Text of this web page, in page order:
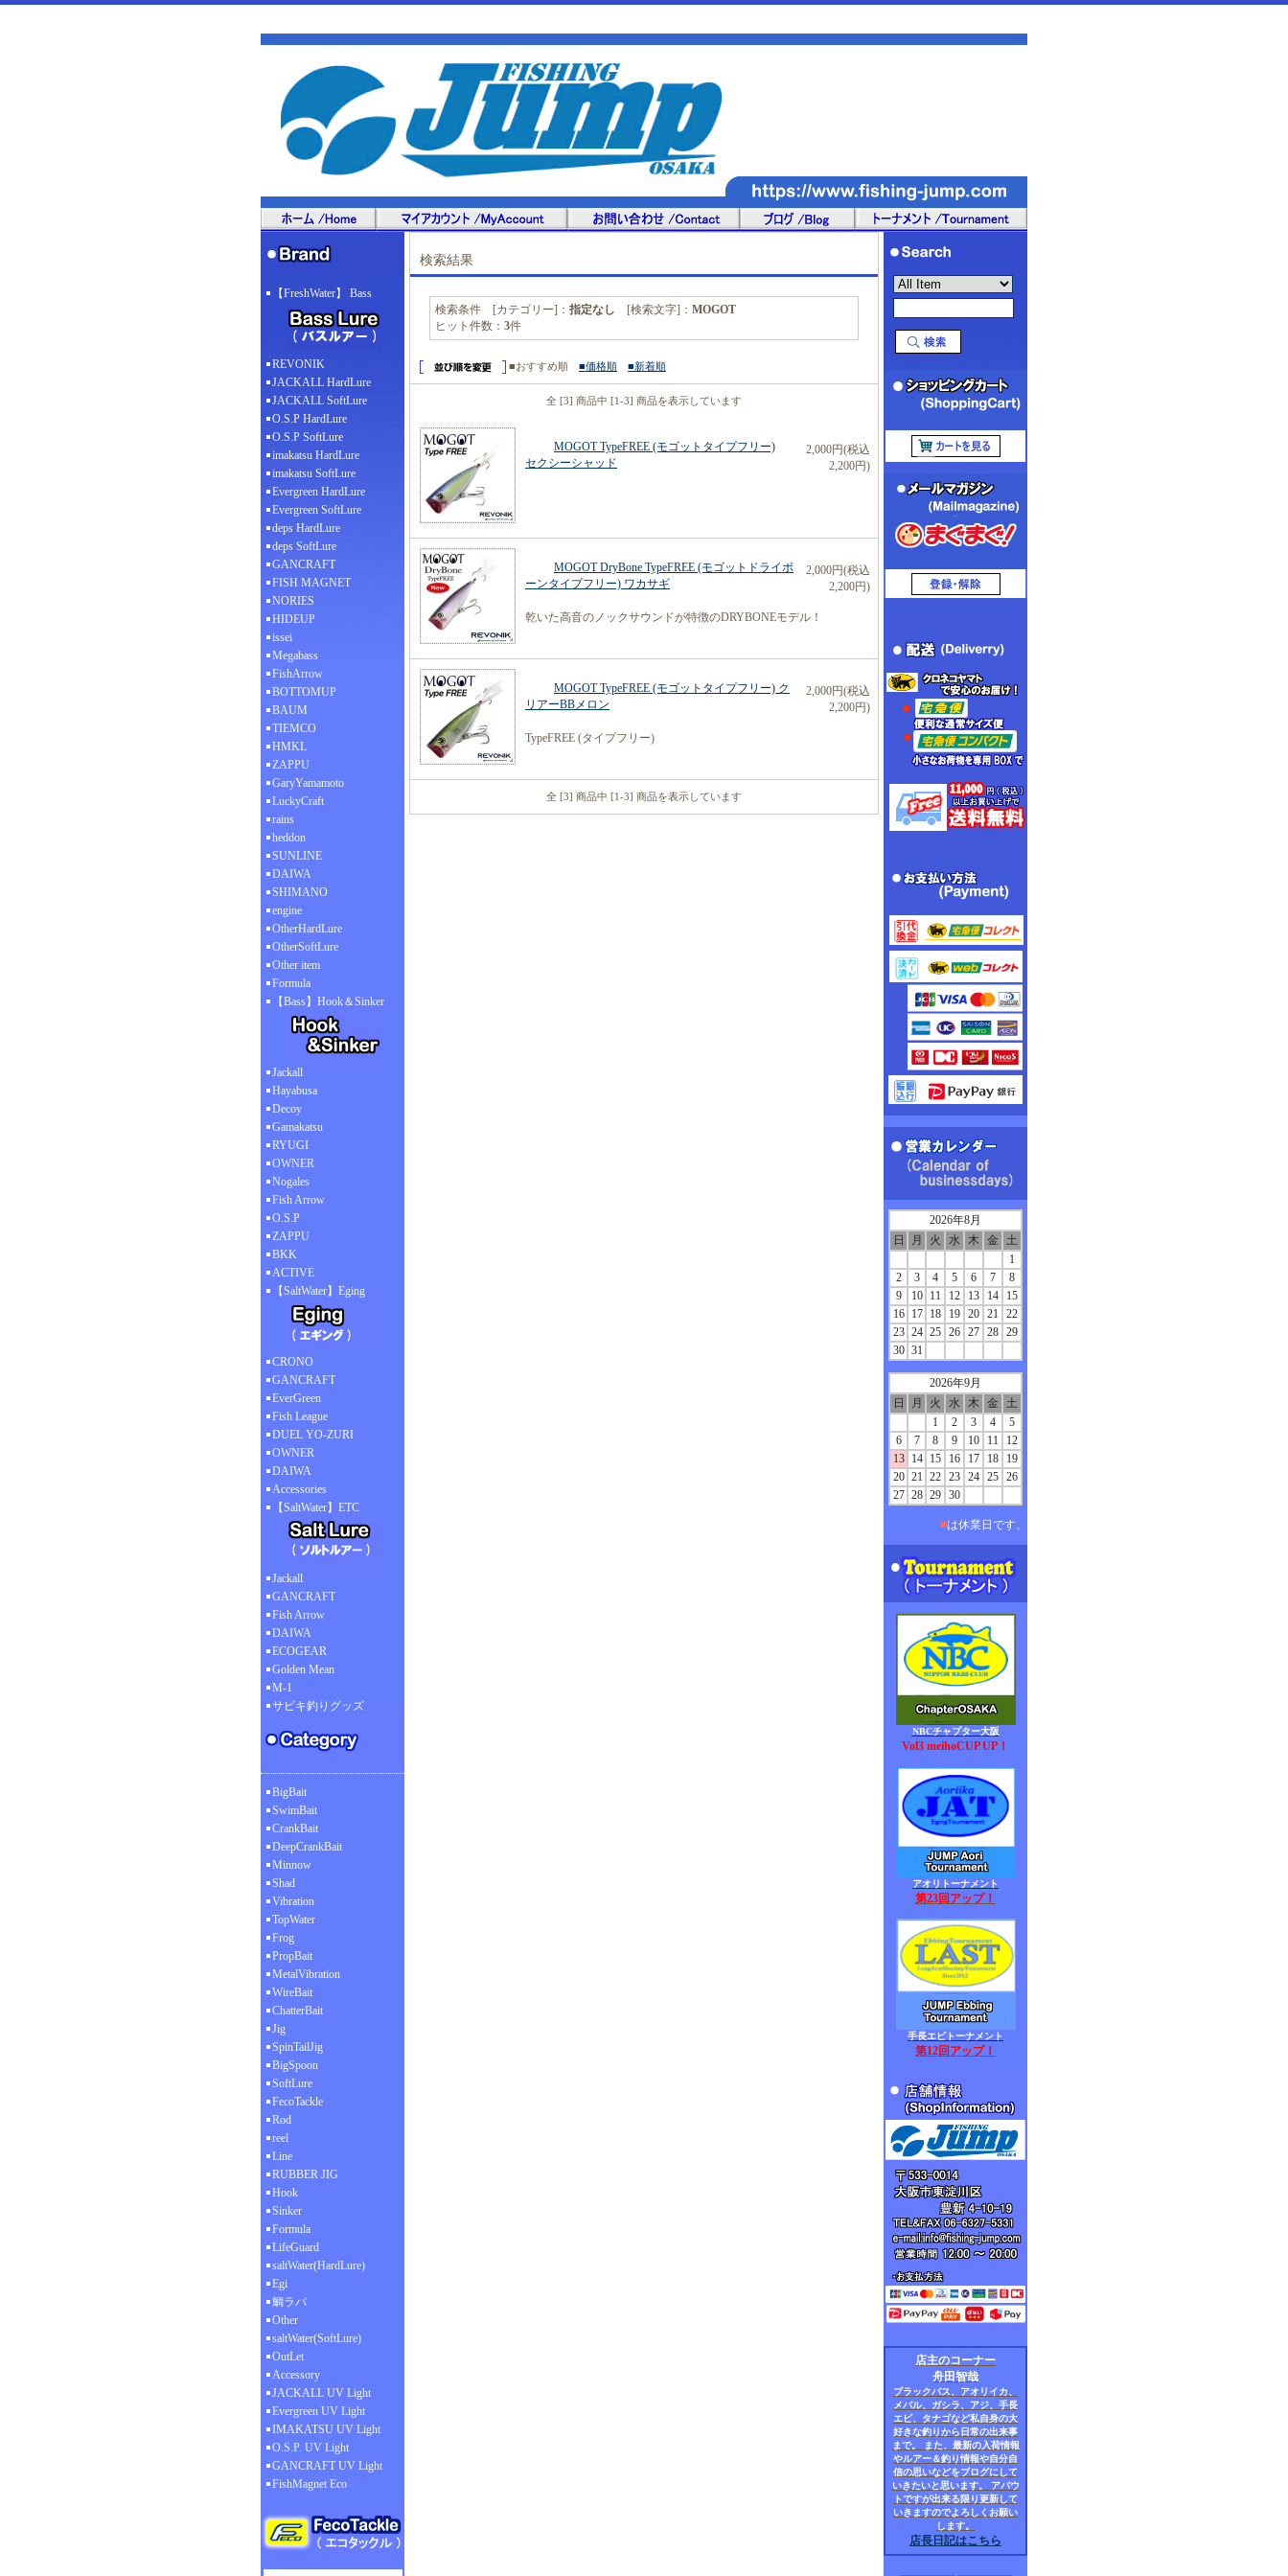
【FreshWater】 Bass
REVONIK
JACKALL HardLure
JACKALL SoftLure
O.S.P HardLure
O.S.P SoftLure
imakatsu HardLure
imakatsu SoftLure
Evergreen HardLure
Evergreen SoftLure
deps HardLure
deps SoftLure
GANCRAFT
FISH MAGNET
NORIES
HIDEUP
issei
Megabass
FishArrow
BOTTOMUP
BAUM
TIEMCO
HMKL
ZAPPU
GaryYamamoto
LuckyCraft
rains
heddon
SUNLINE
DAIWA
SHIMANO
engine
OtherHardLure
OtherSoftLure
Other item
Formula
【Bass】Hook＆Sinker
Jackall
Hayabusa
Decoy
Gamakatsu
RYUGI
OWNER
Nogales
Fish Arrow
O.S.P
ZAPPU
BKK
ACTIVE
【SaltWater】Eging
CRONO
GANCRAFT
EverGreen
Fish League
DUEL YO-ZURI
OWNER
DAIWA
Accessories
【SaltWater】ETC
Jackall
GANCRAFT
Fish Arrow
DAIWA
ECOGEAR
Golden Mean
M-1
サビキ釣りグッズ
BigBait
SwimBait
CrankBait
DeepCrankBait
Minnow
Shad
Vibration
TopWater
Frog
PropBait
MetalVibration
WireBait
ChatterBait
Jig
SpinTailJig
BigSpoon
SoftLure
FecoTackle
Rod
reel
Line
RUBBER JIG
Hook
Sinker
Formula
LifeGuard
saltWater(HardLure)
Egi
鯛ラバ
Other
saltWater(SoftLure)
OutLet
Accessory
JACKALL UV Light
Evergreen UV Light
IMAKATSU UV Light
O.S.P. UV Light
GANCRAFT UV Light
FishMagnet Eco
検索結果
検索条件 [カテゴリー]： 指定なし [検索文字]： MOGOT
ヒット件数： 3件
■おすすめ順 ■価格順 ■新着順
全 [3] 商品中 [1-3] 商品を表示しています
MOGOT TypeFREE (モゴットタイプフリー)
セクシーシャッド
2,000円(税込
2,200円)
MOGOT DryBone TypeFREE (モゴットドライボ
ーンタイプフリー) ワカサギ
2,000円(税込
2,200円)
乾いた高音のノックサウンドが特徴のDRYBONEモデル！
MOGOT TypeFREE (モゴットタイプフリー) ク
リアーBBメロン
2,000円(税込
2,200円)
TypeFREE (タイプフリー)
全 [3] 商品中 [1-3] 商品を表示しています
2026年8月
日
月 火 水 木 金
土
1
2
3 4 5 6 7
8
9
10 11 12 13 14
15
16
17 18 19 20 21
22
23 24 25 26 27 28 29
30 31
2026年9月
日
月 火 水 木 金
土
1
2 3 4
5
6
7 8 9 10 11
12
13
14 15 16 17 18
19
20 21 22 23 24 25 26
27 28 29 30
■は休業日です。
NBCチャプター大阪
Vol3 meihoCUP UP！
アオリトーナメント
第23回アップ！
手長エビトーナメント
第12回アップ！
店主のコーナー
舟田智哉
ブラックバス、アオリイカ、
メバル、ガシラ、アジ、手長
エビ、タナゴなど私自身の大
好きな釣りから日常の出来事
まで。 また、最新の入荷情報
やルアー＆釣り情報や自分自
信の思いなどをブログにして
いきたいと思います。 アバウ
トですが出来る限り更新して
いきますのでよろしくお願い
します。
店長日記はこちら